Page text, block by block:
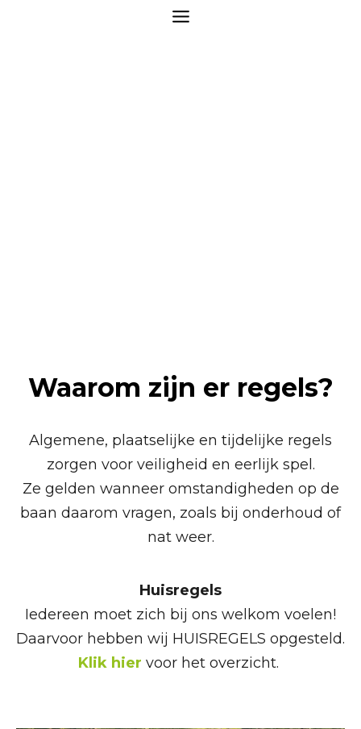
Waarom zijn er regels?
Algemene, plaatselijke en tijdelijke regels
zorgen voor veiligheid en eerlijk spel.
Ze gelden wanneer omstandigheden op de
baan daarom vragen, zoals bij onderhoud of
nat weer.
Huisregels
Iedereen moet zich bij ons welkom voelen!
Daarvoor hebben wij HUISREGELS opgesteld.
Klik hier voor het overzicht.